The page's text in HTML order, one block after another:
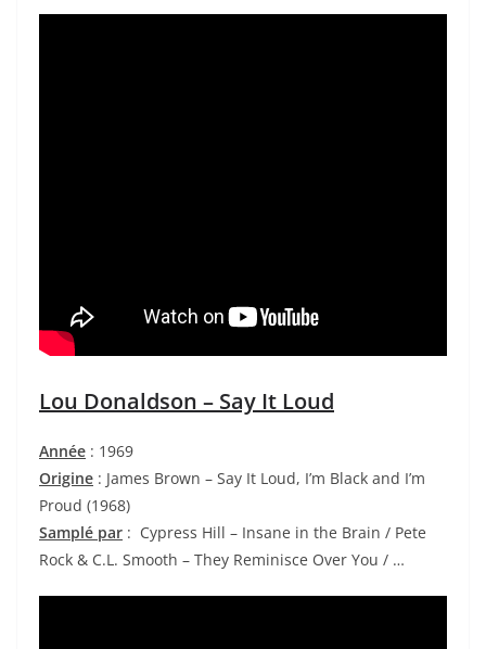
Lou Donaldson – Say It Loud
Année : 1969
Origine : James Brown – Say It Loud, I’m Black and I’m
Proud (1968)
Samplé par : Cypress Hill – Insane in the Brain / Pete
Rock & C.L. Smooth – They Reminisce Over You / …